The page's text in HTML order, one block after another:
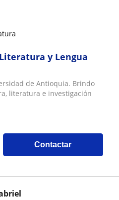
y Lengua
de Antioquia. Brindo
literatura e investigación
Contactar